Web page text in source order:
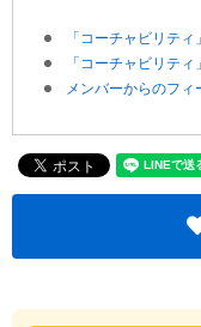
「コーチャビリテ
「コーチャビリテ
メンバーからのフ